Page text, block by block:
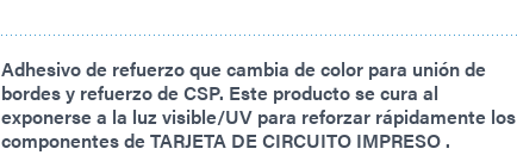
Adhesivo de refuerzo que cambia de color para unión de
bordes y refuerzo de CSP. Este producto se cura al
exponerse a la luz visible/UV para reforzar rápidamente los
componentes de TARJETA DE CIRCUITO IMPRESO .